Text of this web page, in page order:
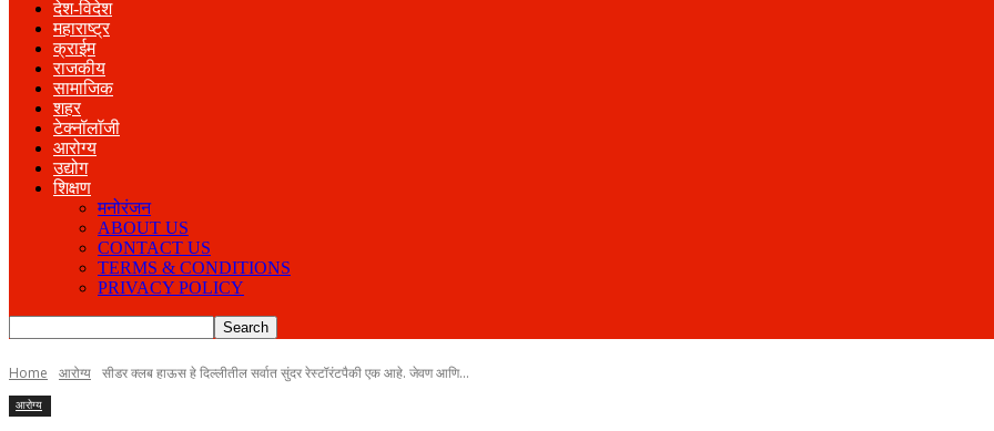
देश-विदेश
महाराष्ट्र
क्राईम
राजकीय
सामाजिक
शहर
टेक्नॉलॉजी
आरोग्य
उद्योग
शिक्षण
मनोरंजन
ABOUT US
CONTACT US
TERMS & CONDITIONS
PRIVACY POLICY
Home आरोग्य सीडर क्लब हाऊस हे दिल्लीतील सर्वात सुंदर रेस्टॉरंटपैकी एक आहे. जेवण आणि...
आरोग्य